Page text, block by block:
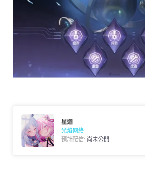
星迴
光焰网络
預計配信: 尚未公開